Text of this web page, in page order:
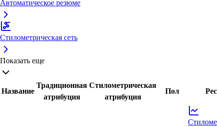
Автоматическое резюме
Стилометрическая сеть
Показать еще
Название
Традиционная
атрибуция
Стилометрическая
атрибуция
Пол